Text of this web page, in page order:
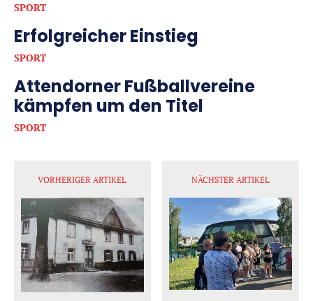
SPORT
Erfolgreicher Einstieg
SPORT
Attendorner Fußballvereine
kämpfen um den Titel
SPORT
VORHERIGER ARTIKEL NÄCHSTER ARTIKEL